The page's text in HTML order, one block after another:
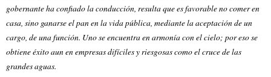
gobernante ha confiado la conducción, resulta que es favorable no comer en
casa, sino ganarse el pan en la vida pública, mediante la aceptación de un
cargo, de una función. Uno se encuentra en armonía con el cielo; por eso se
obtiene éxito aun en empresas difíciles y riesgosas como el cruce de las
grandes aguas.